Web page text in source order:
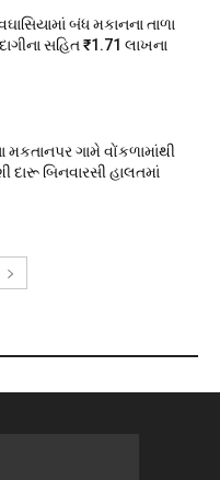
બંધ મકાનના તાળા
સહિત ₹1.71 લાખના
મકતાનપર ગામે વોંકળામાંથી
દારૂ બિનવારસી હાલતમાં